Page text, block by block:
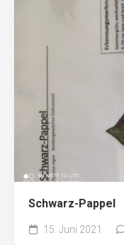
Schwarz-Pappel
15. Juni 2021